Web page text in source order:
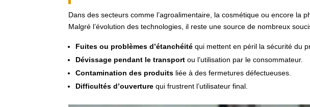
Dans des secteurs comme l’agroalimentaire, la cosmétique ou encore la
Malgré l’évolution des technologies, il reste une source de nombreux
Fuites ou problèmes d’étanchéité qui mettent en péril la sécurité du
Dévissage pendant le transport ou l’utilisation par le consommateur.
Contamination des produits liée à des fermetures défectueuses.
Difficultés d’ouverture qui frustrent l’utilisateur final.